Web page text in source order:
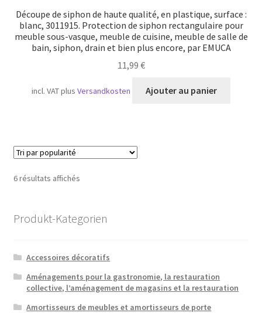
Découpe de siphon de haute qualité, en plastique, surface :
blanc, 3011915. Protection de siphon rectangulaire pour
meuble sous-vasque, meuble de cuisine, meuble de salle de
bain, siphon, drain et bien plus encore, par EMUCA
11,99 €
incl. VATplusVersandkosten Ajouter au panier
6 résultats affichésTrié
Produkt-Kategorien
Accessoires décoratifs
Aménagements pour la gastronomie, la restauration
collective, l’aménagement de magasins et la restauration
Amortisseurs de meubles et amortisseurs de porte